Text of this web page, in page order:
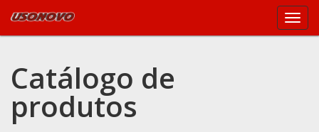
Main
Menu
Catálogo de
produtos